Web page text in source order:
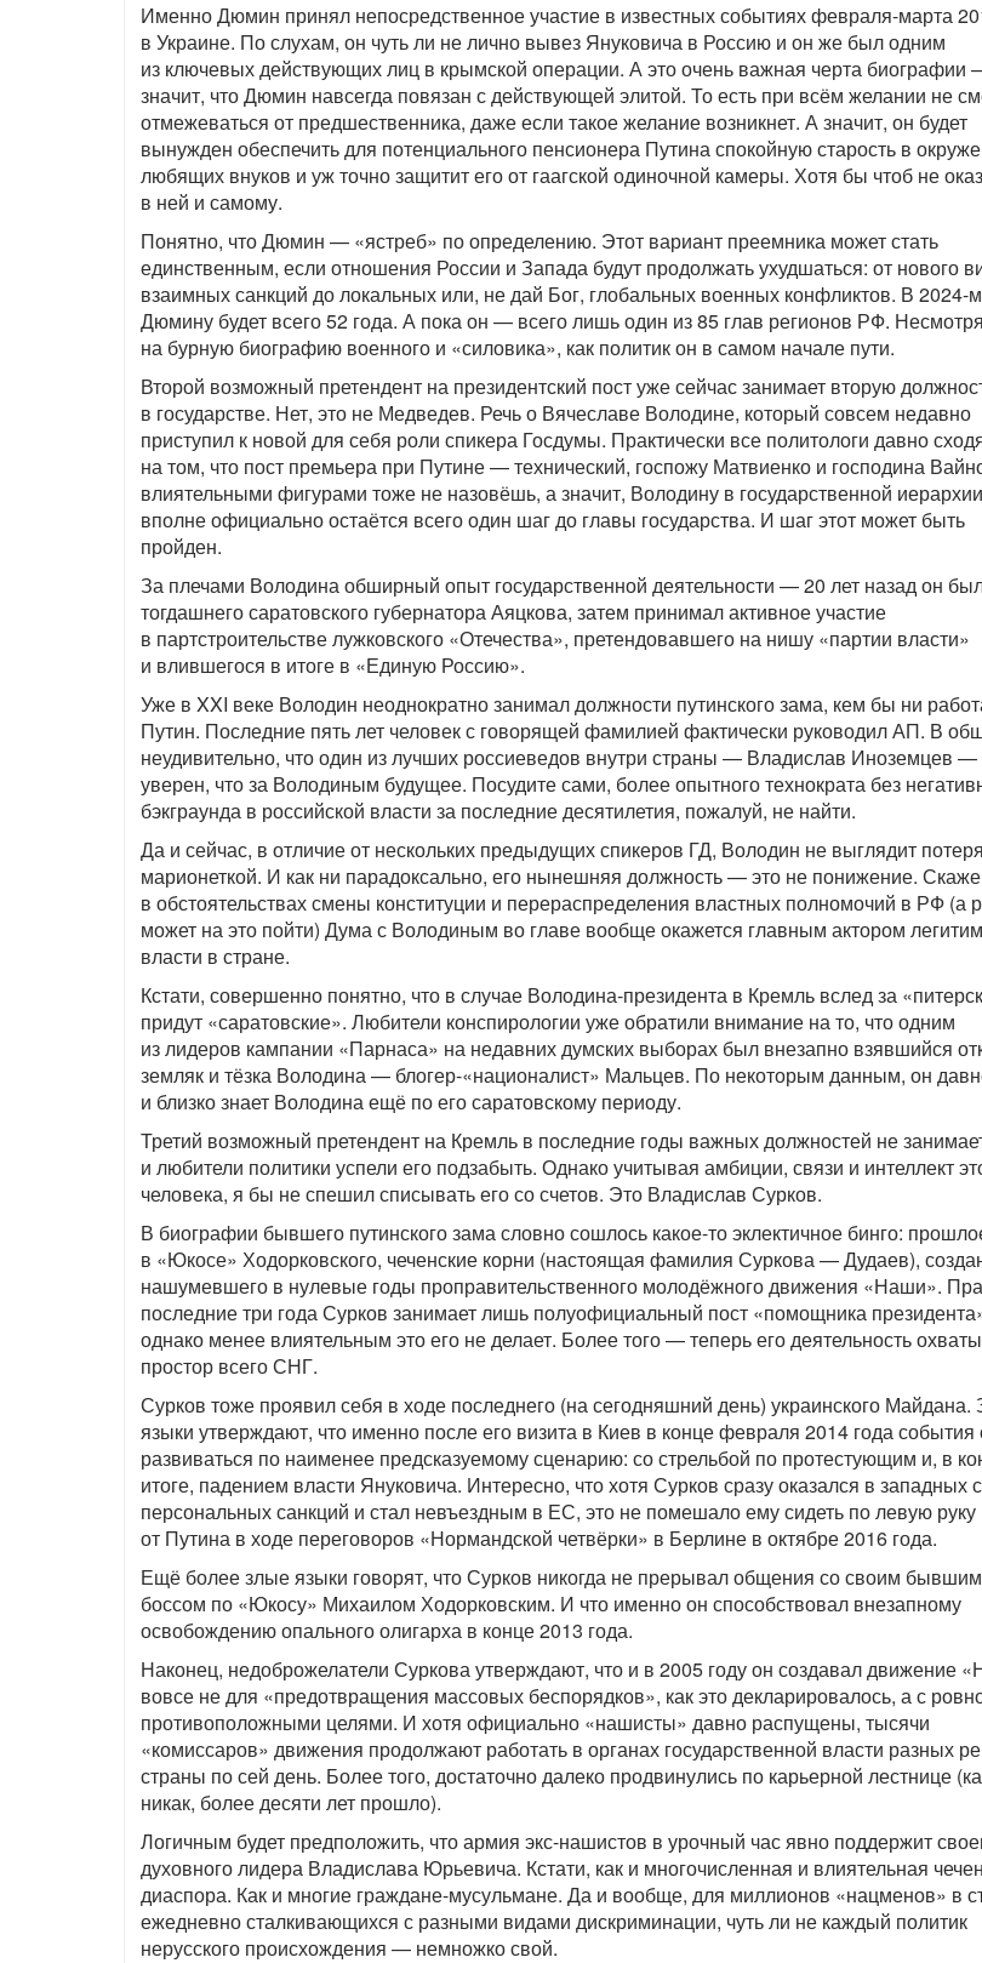
Именно Дюмин принял непосредственное участие в известных событиях февраля-марта
в Украине. По слухам, он чуть ли не лично вывез Януковича в Россию и он же был одним
из ключевых действующих лиц в крымской операции. А это очень важная черта биографии
значит, что Дюмин навсегда повязан с действующей элитой. То есть при всём желании не
отмежеваться от предшественника, даже если такое желание возникнет. А значит, он будет
вынужден обеспечить для потенциального пенсионера Путина спокойную старость в
любящих внуков и уж точно защитит его от гаагской одиночной камеры. Хотя бы чтоб не
в ней и самому.
Понятно, что Дюмин — «ястреб» по определению. Этот вариант преемника может стать
единственным, если отношения России и Запада будут продолжать ухудшаться: от нового
взаимных санкций до локальных или, не дай Бог, глобальных военных конфликтов. В 2024-м
Дюмину будет всего 52 года. А пока он — всего лишь один из 85 глав регионов РФ. Несмотря
на бурную биографию военного и «силовика», как политик он в самом начале пути.
Второй возможный претендент на президентский пост уже сейчас занимает вторую
в государстве. Нет, это не Медведев. Речь о Вячеславе Володине, который совсем недавно
приступил к новой для себя роли спикера Госдумы. Практически все политологи давно
на том, что пост премьера при Путине — технический, госпожу Матвиенко и господина
влиятельными фигурами тоже не назовёшь, а значит, Володину в государственной
вполне официально остаётся всего один шаг до главы государства. И шаг этот может быть
пройден.
За плечами Володина обширный опыт государственной деятельности — 20 лет назад он
тогдашнего саратовского губернатора Аяцкова, затем принимал активное участие
в партстроительстве лужковского «Отечества», претендовавшего на нишу «партии власти»
и влившегося в итоге в «Единую Россию».
Уже в XXI веке Володин неоднократно занимал должности путинского зама, кем бы ни
Путин. Последние пять лет человек с говорящей фамилией фактически руководил АП. В
неудивительно, что один из лучших россиеведов внутри страны — Владислав Иноземцев —
уверен, что за Володиным будущее. Посудите сами, более опытного технократа без
бэкграунда в российской власти за последние десятилетия, пожалуй, не найти.
Да и сейчас, в отличие от нескольких предыдущих спикеров ГД, Володин не выглядит
марионеткой. И как ни парадоксально, его нынешняя должность — это не понижение.
в обстоятельствах смены конституции и перераспределения властных полномочий в РФ (а
может на это пойти) Дума с Володиным во главе вообще окажется главным актором
власти в стране.
Кстати, совершенно понятно, что в случае Володина-президента в Кремль вслед за
придут «саратовские». Любители конспирологии уже обратили внимание на то, что одним
из лидеров кампании «Парнаса» на недавних думских выборах был внезапно взявшийся
земляк и тёзка Володина — блогер-«националист» Мальцев. По некоторым данным, он
и близко знает Володина ещё по его саратовскому периоду.
Третий возможный претендент на Кремль в последние годы важных должностей не
и любители политики успели его подзабыть. Однако учитывая амбиции, связи и интеллект
человека, я бы не спешил списывать его со счетов. Это Владислав Сурков.
В биографии бывшего путинского зама словно сошлось какое-то эклектичное бинго:
в «Юкосе» Ходорковского, чеченские корни (настоящая фамилия Суркова — Дудаев),
нашумевшего в нулевые годы проправительственного молодёжного движения «Наши».
последние три года Сурков занимает лишь полуофициальный пост «помощника
однако менее влиятельным это его не делает. Более того — теперь его деятельность
простор всего СНГ.
Сурков тоже проявил себя в ходе последнего (на сегодняшний день) украинского Майдана.
языки утверждают, что именно после его визита в Киев в конце февраля 2014 года события
развиваться по наименее предсказуемому сценарию: со стрельбой по протестующим и, в
итоге, падением власти Януковича. Интересно, что хотя Сурков сразу оказался в западных
персональных санкций и стал невъездным в ЕС, это не помешало ему сидеть по левую руку
от Путина в ходе переговоров «Нормандской четвёрки» в Берлине в октябре 2016 года.
Ещё более злые языки говорят, что Сурков никогда не прерывал общения со своим бывшим
боссом по «Юкосу» Михаилом Ходорковским. И что именно он способствовал внезапному
освобождению опального олигарха в конце 2013 года.
Наконец, недоброжелатели Суркова утверждают, что и в 2005 году он создавал движение
вовсе не для «предотвращения массовых беспорядков», как это декларировалось, а с
противоположными целями. И хотя официально «нашисты» давно распущены, тысячи
«комиссаров» движения продолжают работать в органах государственной власти разных
страны по сей день. Более того, достаточно далеко продвинулись по карьерной лестнице
никак, более десяти лет прошло).
Логичным будет предположить, что армия экс-нашистов в урочный час явно поддержит
духовного лидера Владислава Юрьевича. Кстати, как и многочисленная и влиятельная
диаспора. Как и многие граждане-мусульмане. Да и вообще, для миллионов «нацменов» в
ежедневно сталкивающихся с разными видами дискриминации, чуть ли не каждый политик
нерусского происхождения — немножко свой.